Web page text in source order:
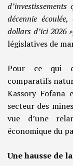
décennie
dollars d’ici 2026
législatives de
Pour ce qui
comparatifs
Kassory Fofana
secteur des
vue d’une
économique du
Une hausse de